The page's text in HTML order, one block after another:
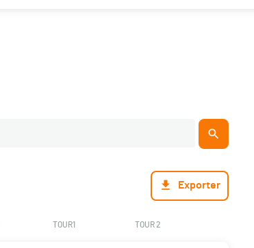
Exporter
TOUR1 TOUR 2